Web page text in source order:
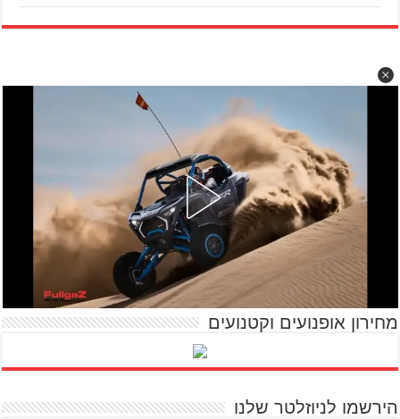
מחירון אופנועים וקטנועים
הירשמו לניוזלטר שלנו